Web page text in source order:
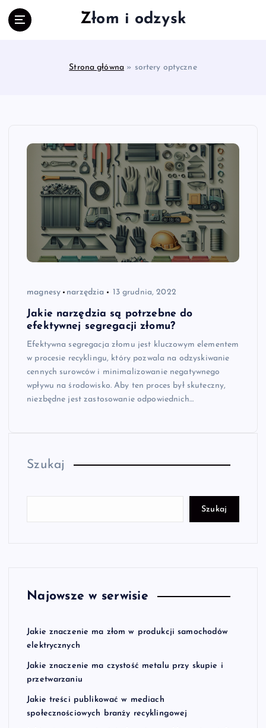
Złom i odzysk
Strona główna » sortery optyczne
magnesy narzędzia 13 grudnia, 2022
Jakie narzędzia są potrzebne do
efektywnej segregacji złomu?
Efektywna segregacja złomu jest kluczowym elementem
w procesie recyklingu, który pozwala na odzyskiwanie
cennych surowców i minimalizowanie negatywnego
wpływu na środowisko. Aby ten proces był skuteczny,
niezbędne jest zastosowanie odpowiednich…
Szukaj
Szukaj
Najowsze w serwisie
Jakie znaczenie ma złom w produkcji samochodów
elektrycznych
Jakie znaczenie ma czystość metalu przy skupie i
przetwarzaniu
Jakie treści publikować w mediach
społecznościowych branży recyklingowej